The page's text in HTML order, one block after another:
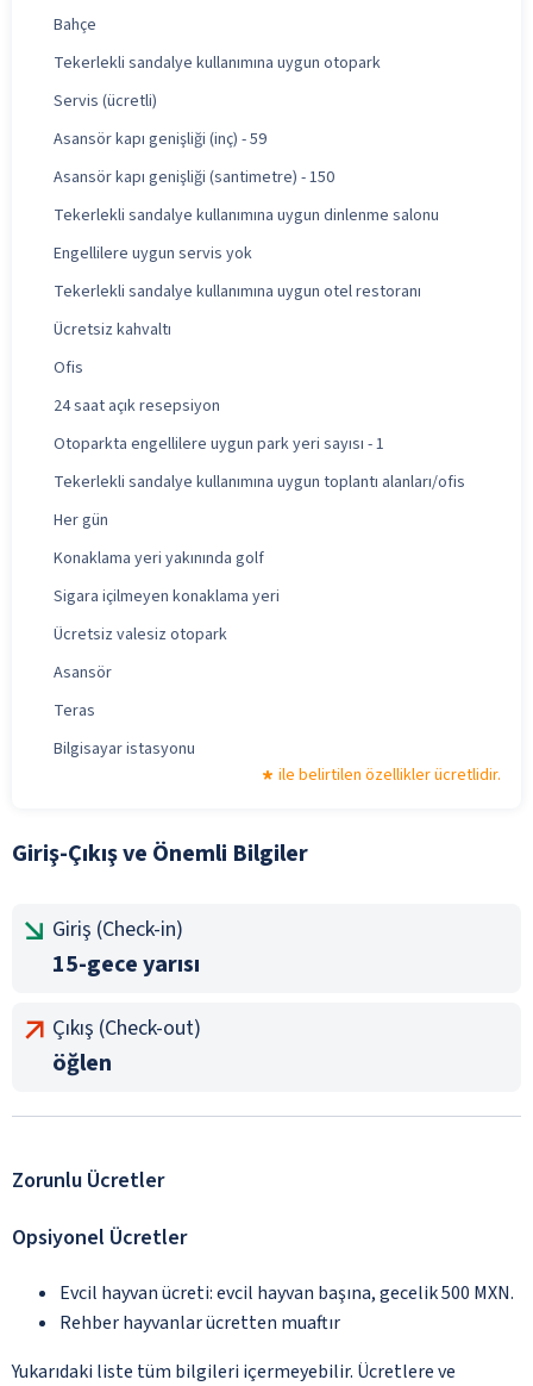
Bahçe
Tekerlekli sandalye kullanımına uygun otopark
Servis (ücretli)
Asansör kapı genişliği (inç) - 59
Asansör kapı genişliği (santimetre) - 150
Tekerlekli sandalye kullanımına uygun dinlenme salonu
Engellilere uygun servis yok
Tekerlekli sandalye kullanımına uygun otel restoranı
Ücretsiz kahvaltı
Ofis
24 saat açık resepsiyon
Otoparkta engellilere uygun park yeri sayısı - 1
Tekerlekli sandalye kullanımına uygun toplantı alanları/ofis
Her gün
Konaklama yeri yakınında golf
Sigara içilmeyen konaklama yeri
Ücretsiz valesiz otopark
Asansör
Teras
Bilgisayar istasyonu
ile belirtilen özellikler ücretlidir.
Giriş-Çıkış ve Önemli Bilgiler
Giriş (Check-in)
15-gece yarısı
Çıkış (Check-out)
öğlen
Zorunlu Ücretler
Opsiyonel Ücretler
Evcil hayvan ücreti: evcil hayvan başına, gecelik 500 MXN.
Rehber hayvanlar ücretten muaftır
Yukarıdaki liste tüm bilgileri içermeyebilir. Ücretlere ve